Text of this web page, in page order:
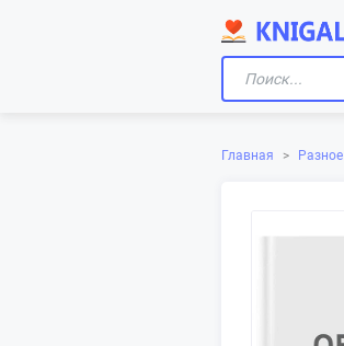
Главная > Разное